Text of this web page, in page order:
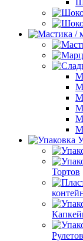
Тортов